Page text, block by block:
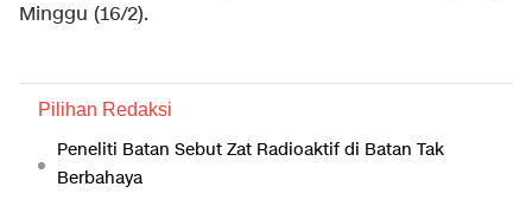
Minggu (16/2).
Pilihan Redaksi
Peneliti Batan Sebut Zat Radioaktif di Batan Tak
Berbahaya